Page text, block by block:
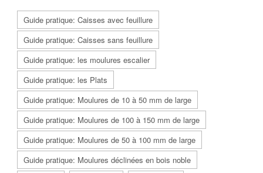
Guide pratique: Caisses avec feuillure
Guide pratique: Caisses sans feuillure
Guide pratique: les moulures escalier
Guide pratique: les Plats
Guide pratique: Moulures de 10 à 50 mm de large
Guide pratique: Moulures de 100 à 150 mm de large
Guide pratique: Moulures de 50 à 100 mm de large
Guide pratique: Moulures déclinées en bois noble